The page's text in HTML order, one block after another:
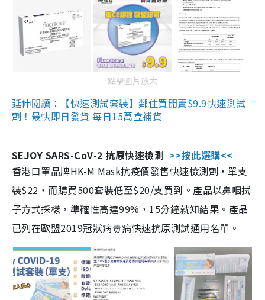
點擊圖片放大
延伸閱讀：【快速測試套裝】鄰住買開賣$9.9快速測試
劑！最快即日發貨 每日15萬盒補貨
SEJOY SARS-CoV-2 抗原快速檢測 >>按此選購<<
香港口罩品牌HK-M Mask抗疫價發售快速檢測劑，單支
裝$22，而購買500套裝低至$20/支買到。產品以鼻咽拭
子方式採樣，準確性高達99%，15分鐘就知結果。產品
已列在歐盟2019冠狀病毒病快速抗原測試通用名單。